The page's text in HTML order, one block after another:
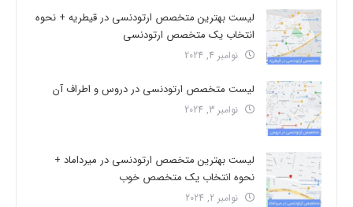
لیست بهترین متخصص ارتودنسی در قیطریه + نحوه
انتخاب یک متخصص ارتودنسی
نوامبر 4, 2024
لیست متخصص ارتودنسی در دروس و اطراف آن
نوامبر 3, 2024
لیست بهترین متخصص ارتودنسی در میرداماد +
نحوه انتخاب یک متخصص خوب
نوامبر 2, 2024